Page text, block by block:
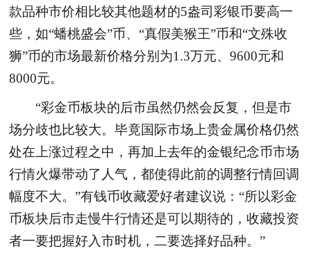
款品种市价相比较其他题材的5盎司彩银币要高一
些，如“蟠桃盛会”币、“真假美猴王”币和“文殊收
狮”币的市场最新价格分别为1.3万元、9600元和
8000元。
“彩金币板块的后市虽然仍然会反复，但是市
场分歧也比较大。毕竟国际市场上贵金属价格仍然
处在上涨过程之中，再加上去年的金银纪念币市场
行情火爆带动了人气，都使得此前的调整行情回调
幅度不大。”有钱币收藏爱好者建议说：“所以彩金
币板块后市走慢牛行情还是可以期待的，收藏投资
者一要把握好入市时机，二要选择好品种。”